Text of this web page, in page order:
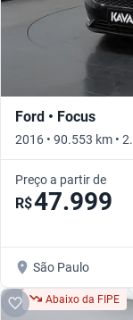
Ford • Focus
2016 • 90.553 km •
Preço a partir de
R$47.999
São Paulo
Abaixo da FIPE